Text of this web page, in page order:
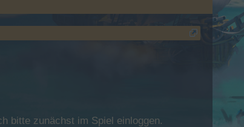
bitte zunächst im Spiel einloggen.